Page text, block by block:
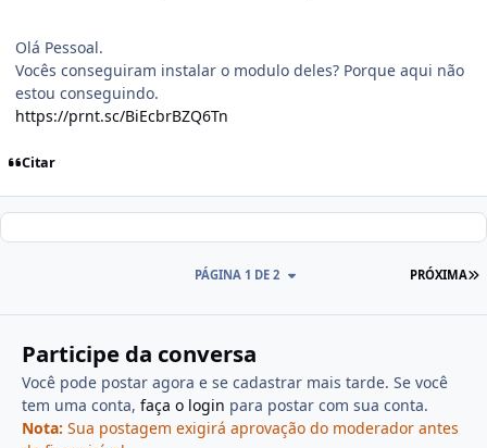
Olá Pessoal.
Vocês conseguiram instalar o modulo deles? Porque aqui não
estou conseguindo.
https://prnt.sc/BiEcbrBZQ6Tn
Citar
PRÓXIMA
PÁGINA 1 DE 2
Participe da conversa
Você pode postar agora e se cadastrar mais tarde. Se você
tem uma conta, faça o login para postar com sua conta.
Nota: Sua postagem exigirá aprovação do moderador antes